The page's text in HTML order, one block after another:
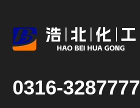
0316-3287777